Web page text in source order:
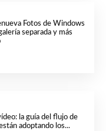
Fotos de Windows
separada y más
la guía del flujo de
adoptando los...